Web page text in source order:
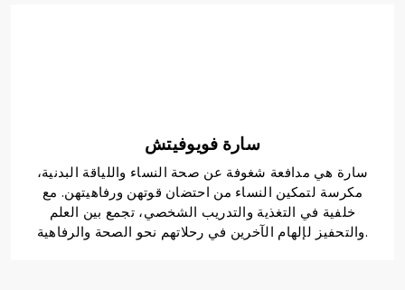
سارة فويوفيتش
سارة هي مدافعة شغوفة عن صحة النساء واللياقة البدنية،
مكرسة لتمكين النساء من احتضان قوتهن ورفاهيتهن. مع
خلفية في التغذية والتدريب الشخصي، تجمع بين العلم
والتحفيز لإلهام الآخرين في رحلاتهم نحو الصحة والرفاهية.